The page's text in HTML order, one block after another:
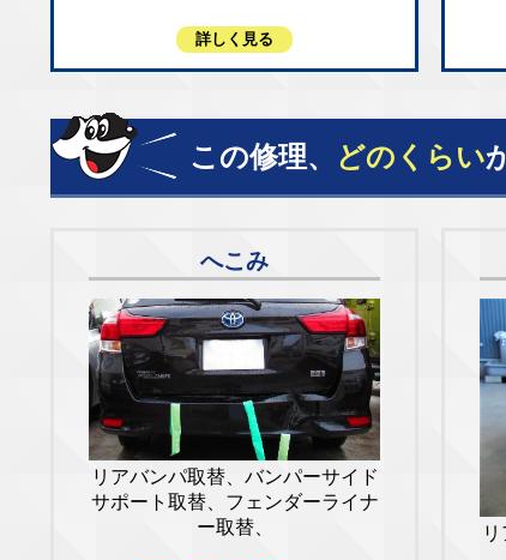
詳しく見る
この修理、 どのくらい
へこみ
リアバンパ取替、バンパーサイド
サポート取替、フェンダーライナ
ー取替、